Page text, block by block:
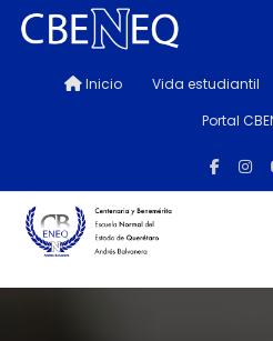
Inicio Vida estudiantil
Portal